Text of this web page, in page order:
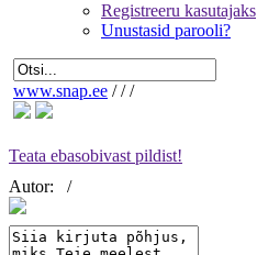
Registreeru kasutajaks
Unustasid parooli?
www.snap.ee / / /
Teata ebasobivast pildist!
Autor:
/